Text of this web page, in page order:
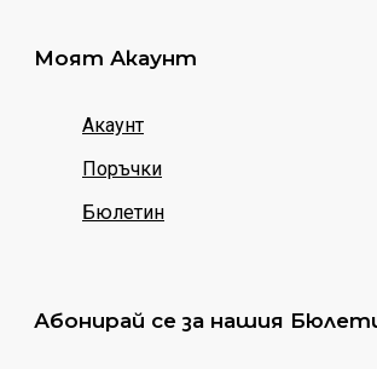
Моят Акаунт
Акаунт
Поръчки
Бюлетин
Абонирай се за нашия